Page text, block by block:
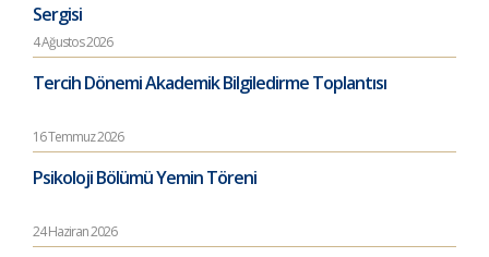
Sergisi
4 Ağustos 2026
Tercih Dönemi Akademik Bilgiledirme Toplantısı
16 Temmuz 2026
Psikoloji Bölümü Yemin Töreni
24 Haziran 2026